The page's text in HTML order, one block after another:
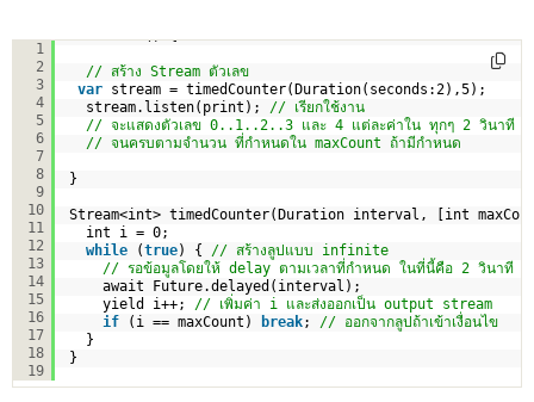
1
2
3
4
5
6
7
8
9
10
11
12
13
14
15
16
17
18
19
// สร้าง Stream ตัวเลข
var stream = timedCounter(Duration(seconds:2),5);
stream.listen(print); // เรียกใช้งาน
// จะแสดงตัวเลข 0..1..2..3 และ 4 แต่ละค่าใน ทุกๆ 2 วินาที
// จนครบตามจำนวน ที่กำหนดใน maxCount ถ้ามีกำหนด
}
Stream<int> timedCounter(Duration interval, [int
int i = 0;
while
(true) { // สร้างลูปแบบ infinite
// รอข้อมูลโดยให้ delay ตามเวลาที่กำหนด ในที่นี้คือ 2 วินาที
await Future.delayed(interval);
yield i++; // เพิ่มค่า i และส่งออกเป็น output stream
if
(i == maxCount) break; // ออกจากลูปถ้าเข้าเงื่อนไข
}
}